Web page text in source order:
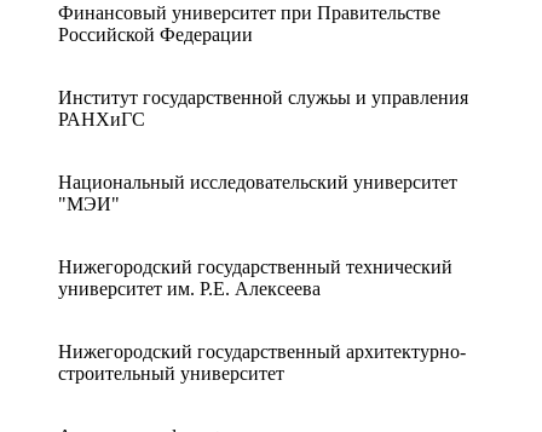
Финансовый университет при Правительстве
Российской Федерации
Институт государственной служьы и управления
РАНХиГС
Национальный исследовательский университет
"МЭИ"
Нижегородский государственный технический
университет им. Р.Е. Алексеева
Нижегородский государственный архитектурно-
строительный университет